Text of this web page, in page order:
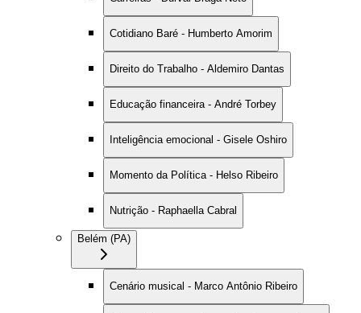
Cotidiano Baré - Humberto Amorim
Direito do Trabalho - Aldemiro Dantas
Educação financeira - André Torbey
Inteligência emocional - Gisele Oshiro
Momento da Política - Helso Ribeiro
Nutrição - Raphaella Cabral
Belém (PA)
Cenário musical - Marco Antônio Ribeiro